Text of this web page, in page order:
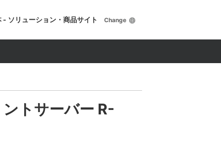
- ソリューション・商品サイト Change
トサーバー R-